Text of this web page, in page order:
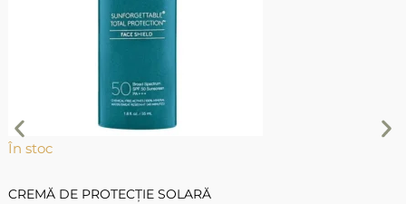
În stoc
CREMĂ DE PROTECȚIE SOLARĂ